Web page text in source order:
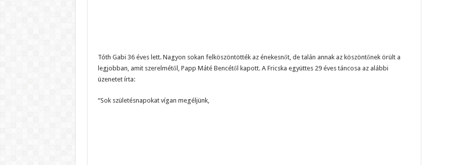
Tóth Gabi 36 éves lett. Nagyon sokan felköszöntötték az énekesnőt, de talán annak az köszöntőnek örült a
legjobban, amit szerelmétől, Papp Máté Bencétől kapott. A Fricska együttes 29 éves táncosa az alábbi
üzenetet írta:
“Sok születésnapokat vígan megéljünk,